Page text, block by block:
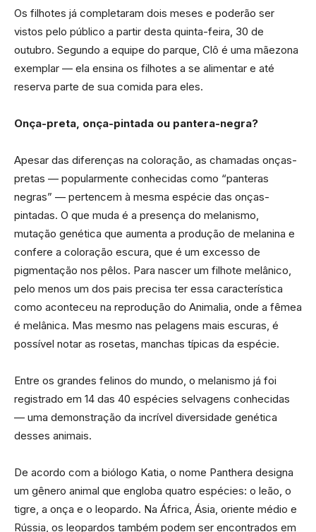
Os filhotes já completaram dois meses e poderão ser
vistos pelo público a partir desta quinta-feira, 30 de
outubro. Segundo a equipe do parque, Clô é uma mãezona
exemplar — ela ensina os filhotes a se alimentar e até
reserva parte de sua comida para eles.
Onça-preta, onça-pintada ou pantera-negra?
Apesar das diferenças na coloração, as chamadas onças-
pretas — popularmente conhecidas como “panteras
negras” — pertencem à mesma espécie das onças-
pintadas. O que muda é a presença do melanismo,
mutação genética que aumenta a produção de melanina e
confere a coloração escura, que é um excesso de
pigmentação nos pêlos. Para nascer um filhote melânico,
pelo menos um dos pais precisa ter essa característica
como aconteceu na reprodução do Animalia, onde a fêmea
é melânica. Mas mesmo nas pelagens mais escuras, é
possível notar as rosetas, manchas típicas da espécie.
Entre os grandes felinos do mundo, o melanismo já foi
registrado em 14 das 40 espécies selvagens conhecidas
— uma demonstração da incrível diversidade genética
desses animais.
De acordo com a biólogo Katia, o nome Panthera designa
um gênero animal que engloba quatro espécies: o leão, o
tigre, a onça e o leopardo. Na África, Ásia, oriente médio e
Rússia, os leopardos também podem ser encontrados em